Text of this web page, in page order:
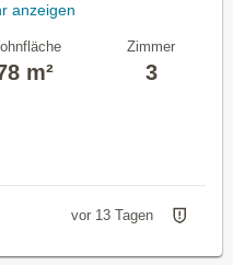
anzeigen
m²
Zimmer
3
vor 13 Tagen